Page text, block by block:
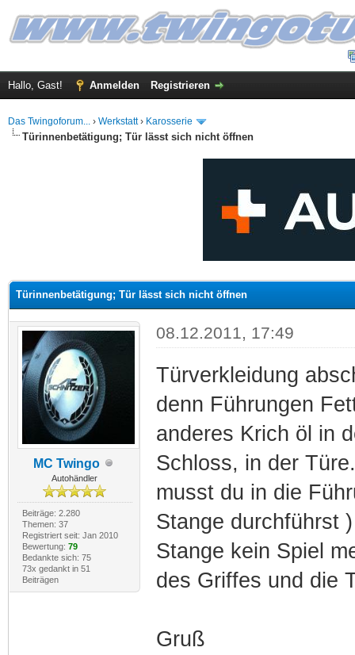
Hallo, Gast! Anmelden Registrieren
Das Twingoforum... › Werkstatt› Karosserie
Türinnenbetätigung; Tür lässt sich nicht öffnen
Türinnenbetätigung; Tür lässt sich nicht öffnen
MC Twingo
Autohändler
Beiträge: 2.280
Themen: 37
Registriert seit: Jan 2010
Bewertung: 79
Bedankte sich: 75
73x gedankt in 51
Beiträgen
08.12.2011, 17:49
Türverkleidung
denn Führungen
anderes Krich öl in
Schloss, in der
musst du in die
Stange durchführst
Stange kein Spiel
des Griffes und die
Gruß